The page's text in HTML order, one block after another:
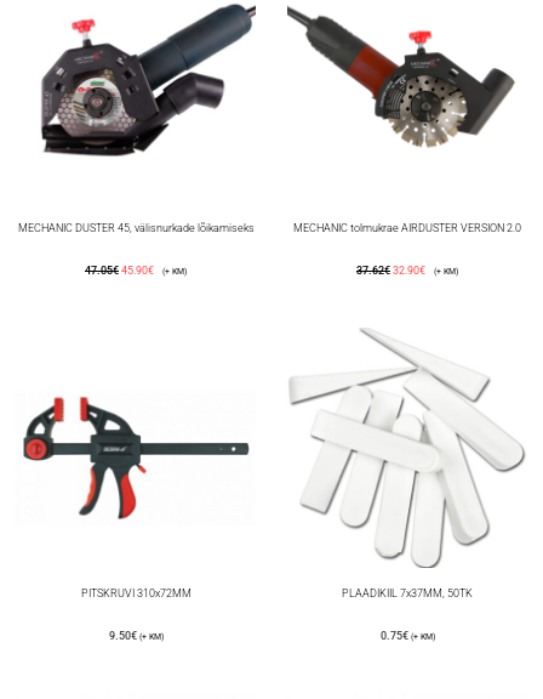
MECHANIC DUSTER 45, välisnurkade lõikamiseks
47.05€ 45.90€ (+ KM)
MECHANIC tolmukrae AIRDUSTER VERSION 2.0
37.62€ 32.90€ (+ KM)
PITSKRUVI 310x72MM
9.50€ (+ KM)
PLAADIKIIL 7x37MM, 50TK
0.75€ (+ KM)